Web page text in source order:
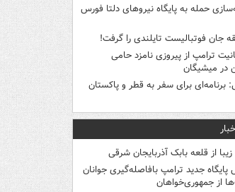
حمله به پایگاه نیروهای دلتا فورس
جان فوتبالیست تایلندی را گرفت!
ترامپ از پیروزی نامزد حامی
در میشیگان
برنامه‌ای برای سفر به قطر و پاکستان
زیبا از قلعه بابک آذربایجان شرقی
پایگاه جدید ترامپ بافاصله‌گیری جوانان
از جمهوری‌خواهان